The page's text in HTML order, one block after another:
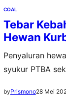
COAL
Tebar
Hewan
Penyaluran
syukur PTBA
byPrismono28 Mei